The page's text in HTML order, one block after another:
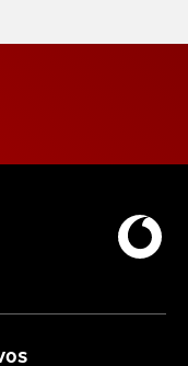
Abre ventana